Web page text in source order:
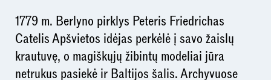
1779 m. Berlyno pirklys Peteris Friedrichas
Catelis Apšvietos idėjas perkėlė į savo žaislų
krautuvę, o magiškųjų žibintų modeliai jūra
netrukus pasiekė ir Baltijos šalis. Archyvuose